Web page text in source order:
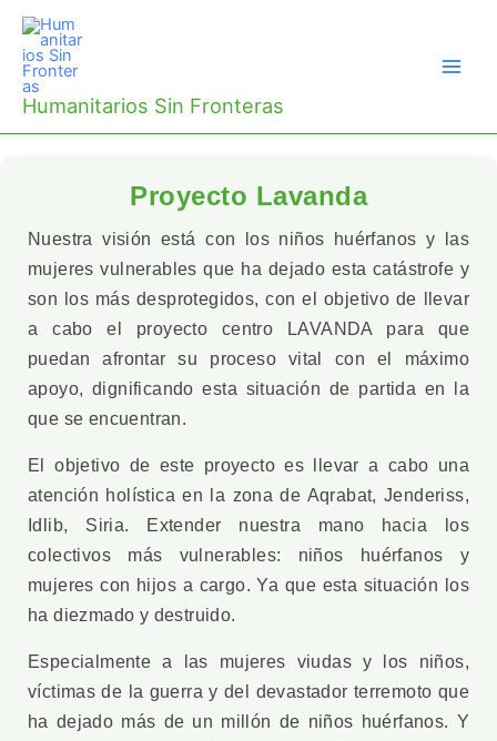
contenido
Humanitarios Sin Fronteras
Proyecto Lavanda
Nuestra visión está con los niños huérfanos y las
mujeres vulnerables que ha dejado esta catástrofe y
son los más desprotegidos, con el objetivo de llevar
a cabo el proyecto centro LAVANDA para que
puedan afrontar su proceso vital con el máximo
apoyo, dignificando esta situación de partida en la
que se encuentran.
El objetivo de este proyecto es llevar a cabo una
atención holística en la zona de Aqrabat, Jenderiss,
Idlib, Siria. Extender nuestra mano hacia los
colectivos más vulnerables: niños huérfanos y
mujeres con hijos a cargo. Ya que esta situación los
ha diezmado y destruido.
Especialmente a las mujeres viudas y los niños,
víctimas de la guerra y del devastador terremoto que
ha dejado más de un millón de niños huérfanos. Y